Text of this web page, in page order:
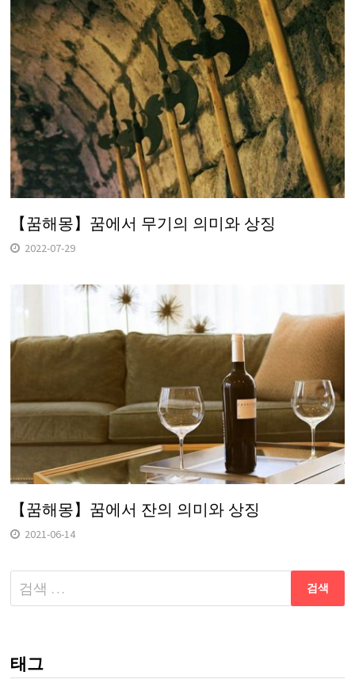
【꿈해몽】꿈에서 무기의 의미와 상징
2022-07-29
【꿈해몽】꿈에서 잔의 의미와 상징
2021-06-14
다
음
태그